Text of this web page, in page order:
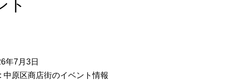
ト
年7月3日
中原区商店街のイベント情報